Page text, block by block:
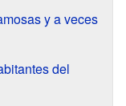
y a veces
del